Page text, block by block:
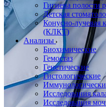
Гигиена полости
Детская
Конусно-лучевая
(КЛКТ)
Анализы
Биохимические
Гемостаз
Генетические
Гистологические
Исследования
Исследования